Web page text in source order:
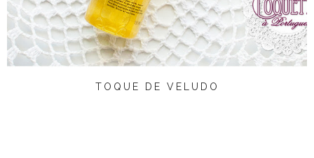
TOQUE DE VELUDO